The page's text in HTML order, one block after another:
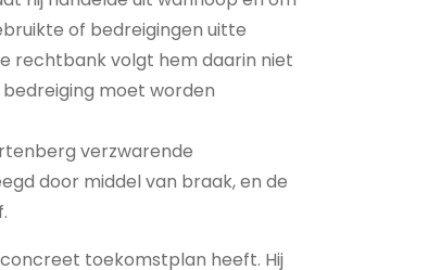
of bedreigingen uitte
rechtbank volgt hem daarin niet
moet worden
verzwarende
door middel van braak, en de
toekomstplan heeft. Hij